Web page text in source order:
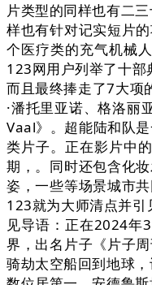
片类型的同样也有二
样也有针对记实短片
个医疗类的充气机械
123网用户列举了十部
而且最终捧走了7大项
·潘托里亚诺、格洛丽
Vaal》。超能陆和队
类片子。正在影片中
期，。同时还包含化
姿，一些等场景城市
123就为大师清点并
见导语：正在2024年
界，出名片子《片子
骑劫太空船回到地球